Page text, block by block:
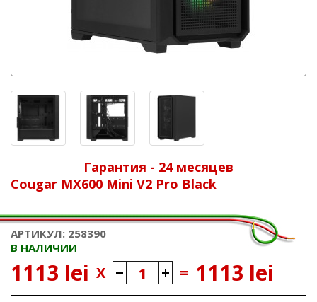
Гарантия - 24 месяцев
Cougar MX600 Mini V2 Pro Black
АРТИКУЛ: 258390
В НАЛИЧИИ
1113 lei X = 1113 lei